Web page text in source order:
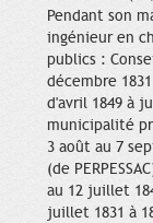
Pendant son
ingénieur en
publics :
décembre
d'avril 1849 à
municipalité
3 août au 7
(de
au 12 juillet
juillet 1831 à